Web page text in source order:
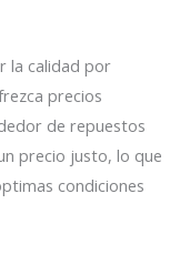
la calidad por
precios
de repuestos
precio justo, lo que
condiciones